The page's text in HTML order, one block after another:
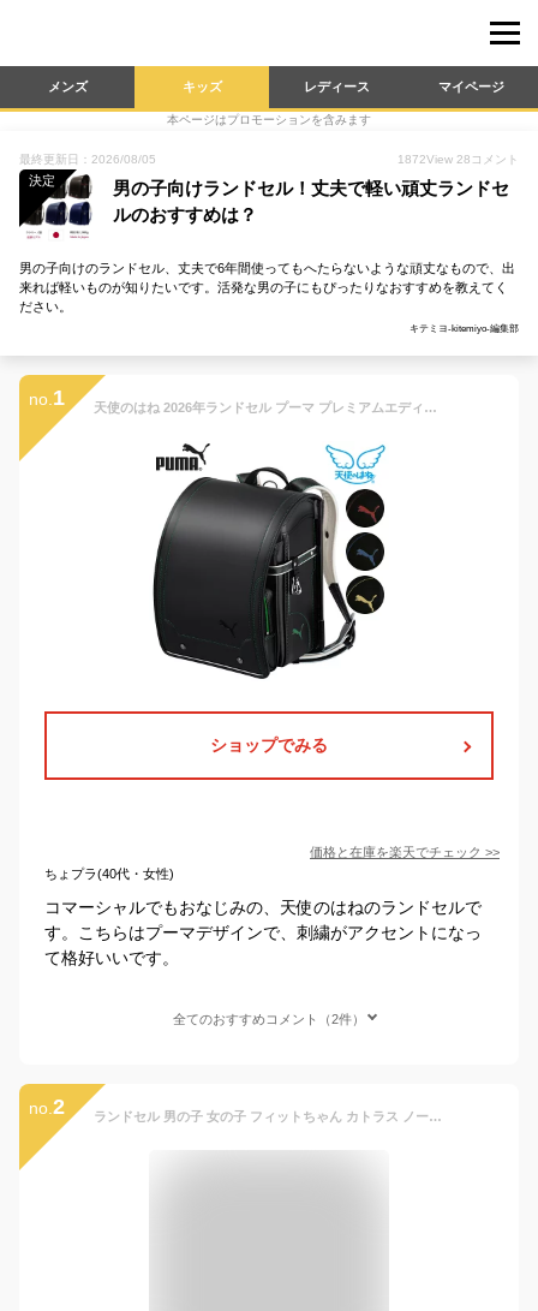
メンズ キッズ レディース マイページ
本ページはプロモーションを含みます
最終更新日：2026/08/05 1872View 28 コメント
決定
男の子向けランドセル！丈夫で軽い頑丈ランドセ
ルのおすすめは？
男の子向けのランドセル、丈夫で6年間使ってもへたらないような頑丈なもので、出
来れば軽いものが知りたいです。活発な男の子にもぴったりなおすすめを教えてく
ださい。
キテミヨ-kitemiyo-編集部
no. 1 天使のはね 2026年ランドセル プーマ プレミアムエディション 男の子 puma セイバン A4フラットファイル対応 送料無料 PB21PE
ショップでみる
価格と在庫を楽天でチェック >>
ちょプラ(40代・女性)
コマーシャルでもおなじみの、天使のはねのランドセルで
す。こちらはプーマデザインで、刺繍がアクセントになっ
て格好いいです。
全てのおすすめコメント（2件）
no. 2 ランドセル 男の子 女の子 フィットちゃん カトラス ノーマル おしゃれ 軽い 軽量 赤 青 日本製 ネイビー ブラック ブルー モスグリーン ブラウン ボルドー 入学祝い 小学校 プレゼント かっこいい シンプル 2024 ラン活 送料無料 村瀬鞄行